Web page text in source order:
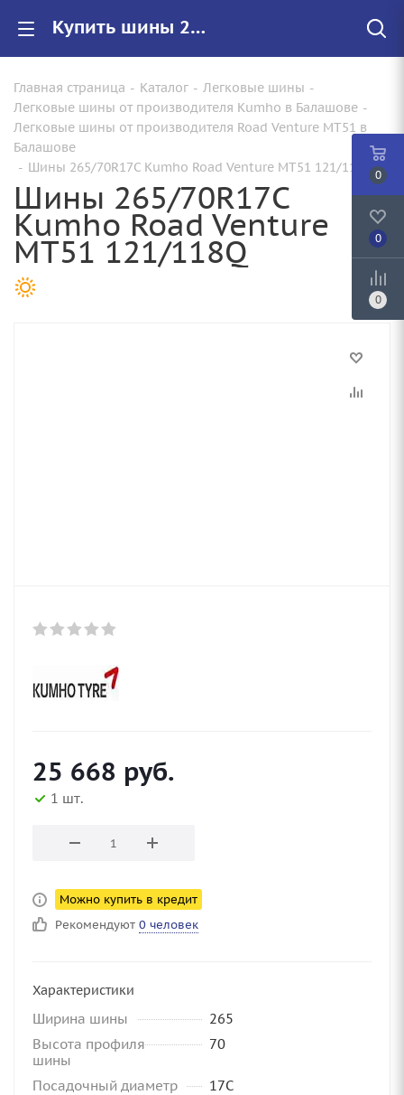
Купить шины 265/70R17C Kumho Road Venture MT51 121/118Q |Арт.2168473 по цене от 21390.00 руб. в Балашове с доставкой
Главная страница - Каталог - Легковые шины -
Легковые шины от производителя Kumho в Балашове -
Легковые шины от производителя Road Venture MT51 в
Балашове
- Шины 265/70R17C Kumho Road Venture MT51 121/118Q
Шины 265/70R17C
Kumho Road Venture
MT51 121/118Q
25 668 руб.
1 шт.
Можно купить в кредит
Рекомендуют 0 человек
Характеристики
Ширина шины
265
Высота профиля
шины
70
Посадочный диаметр
17C
0
0
0